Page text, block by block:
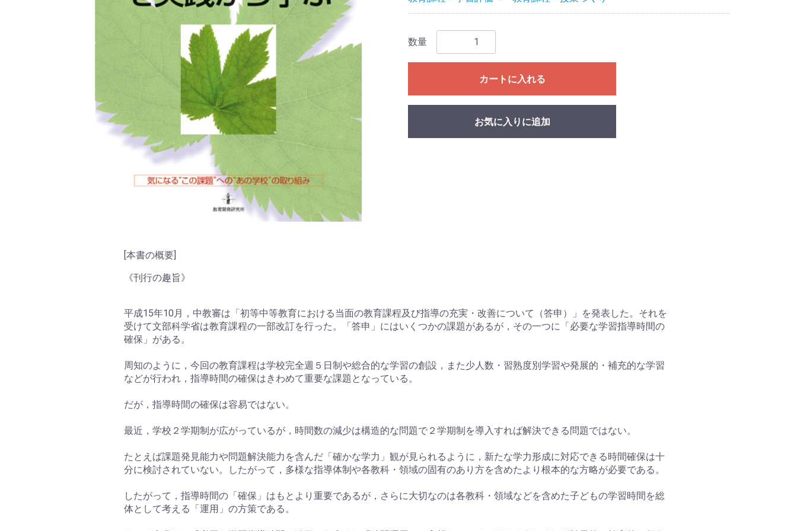
数量
カートに入れる
お気に入りに追加
[本書の概要]
《刊行の趣旨》
平成15年10月，中教審は「初等中等教育における当面の教育課程及び指導の充実・改善について（答申）」を発表した。それを
受けて文部科学省は教育課程の一部改訂を行った。「答申」にはいくつかの課題があるが，その一つに「必要な学習指導時間の
確保」がある。
周知のように，今回の教育課程は学校完全週５日制や総合的な学習の創設，また少人数・習熟度別学習や発展的・補充的な学習
などが行われ，指導時間の確保はきわめて重要な課題となっている。
だが，指導時間の確保は容易ではない。
最近，学校２学期制が広がっているが，時間数の減少は構造的な問題で２学期制を導入すれば解決できる問題ではない。
たとえば課題発見能力や問題解決能力を含んだ「確かな学力」観が見られるように，新たな学力形成に対応できる時間確保は十
分に検討されていない。したがって，多様な指導体制や各教科・領域の固有のあり方を含めたより根本的な方略が必要である。
したがって，指導時間の「確保」はもとより重要であるが，さらに大切なのは各教科・領域などを含めた子どもの学習時間を総
体として考える「運用」の方策である。